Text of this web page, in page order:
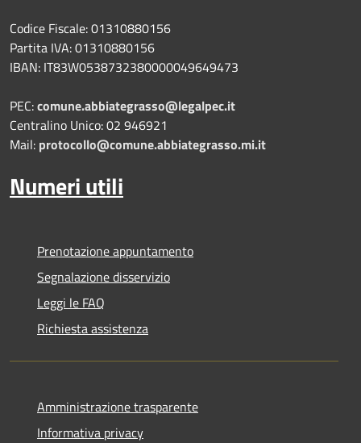
Codice Fiscale: 01310880156
Partita IVA: 01310880156
IBAN: IT83W0538732380000049649473
PEC:comune.abbiategrasso@legalpec.it
Centralino Unico: 02 946921
Mail: protocollo@comune.abbiategrasso.mi.it
Numeri utili
Prenotazione appuntamento
Segnalazione disservizio
Leggi le FAQ
Richiesta assistenza
Amministrazione trasparente
Informativa privacy